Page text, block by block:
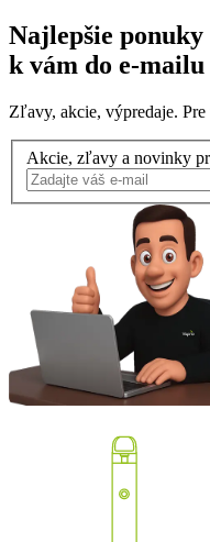
Najlepšie ponuky
k vám do e-mailu
Zľavy, akcie, výpredaje. Pre
Akcie, zľavy a novinky